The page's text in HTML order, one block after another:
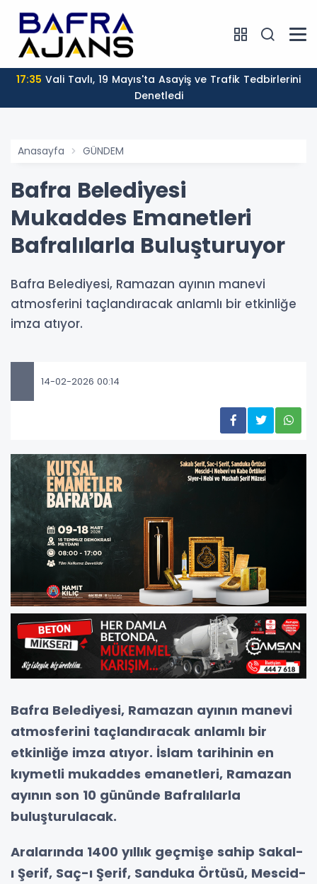
17:35
Denetledi
Anasayfa GÜNDEM
Bafra Belediyesi
Mukaddes Emanetleri
Bafralılarla Buluşturuyor
Bafra Belediyesi, Ramazan ayının manevi
atmosferini taçlandıracak anlamlı bir etkinliğe
imza atıyor.
14-02-2026 00:14
Bafra Belediyesi, Ramazan ayının manevi
atmosferini taçlandıracak anlamlı bir
etkinliğe imza atıyor. İslam tarihinin en
kıymetli mukaddes emanetleri, Ramazan
ayının son 10 gününde Bafralılarla
buluşturulacak.
Aralarında 1400 yıllık geçmişe sahip Sakal-
ı Şerif, Saç-ı Şerif, Sanduka Örtüsü, Mescid-